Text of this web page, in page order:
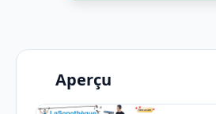
Aperçu